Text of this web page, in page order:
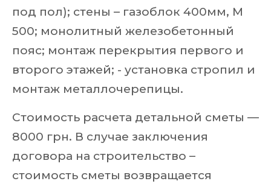
под пол); стены – газоблок 400мм, М
500; монолитный железобетонный
пояс; монтаж перекрытия первого и
второго этажей; - установка стропил и
монтаж металлочерепицы.
Стоимость расчета детальной сметы —
8000 грн. В случае заключения
договора на строительство –
стоимость сметы возвращается